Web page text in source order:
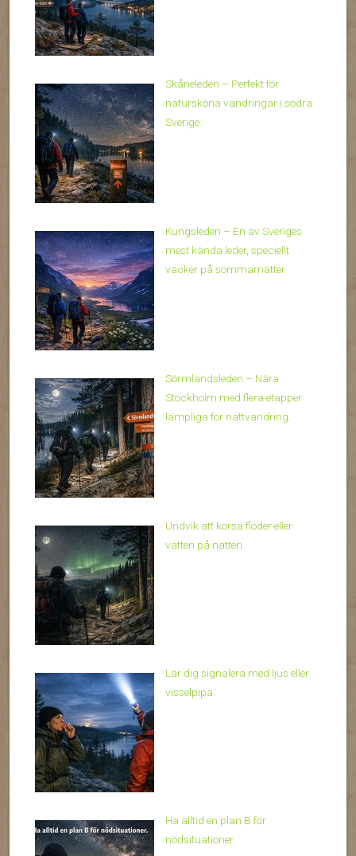
Skåneleden – Perfekt för
natursköna vandringar i södra
Sverige.
Kungsleden – En av Sveriges
mest kända leder, speciellt
vacker på sommarnätter.
Sörmlandsleden – Nära
Stockholm med flera etapper
lämpliga för nattvandring.
Undvik att korsa floder eller
vatten på natten.
Lär dig signalera med ljus eller
visselpipa.
Ha alltid en plan B för
nödsituationer.